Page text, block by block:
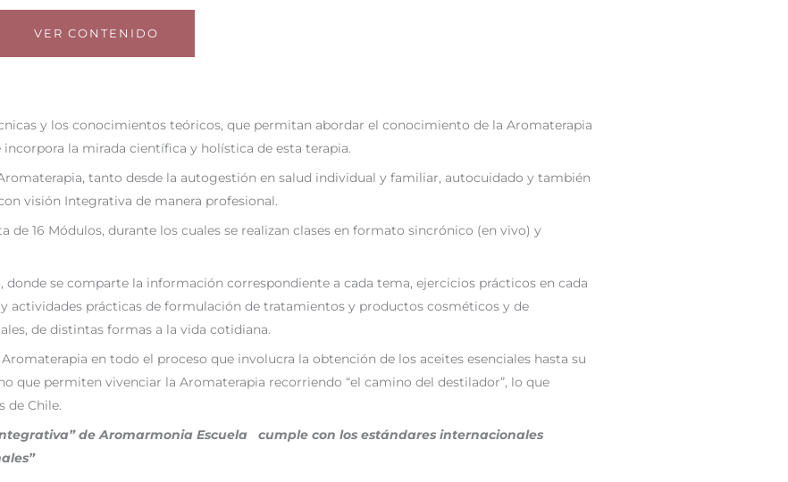
VER CONTENIDO
y los conocimientos teóricos, que permitan abordar el conocimiento de la Aromaterapia
la mirada científica y holística de esta terapia.
tanto desde la autogestión en salud individual y familiar, autocuidado y también
visión Integrativa de manera profesional.
16 Módulos, durante los cuales se realizan clases en formato sincrónico (en vivo) y
donde se comparte la información correspondiente a cada tema, ejercicios prácticos en cada
actividades prácticas de formulación de tratamientos y productos cosméticos y de
de distintas formas a la vida cotidiana.
en todo el proceso que involucra la obtención de los aceites esenciales hasta su
que permiten vivenciar la Aromaterapia recorriendo “el camino del destilador”, lo que
de Chile.
de Aromarmonia Escuela cumple con los estándares internacionales